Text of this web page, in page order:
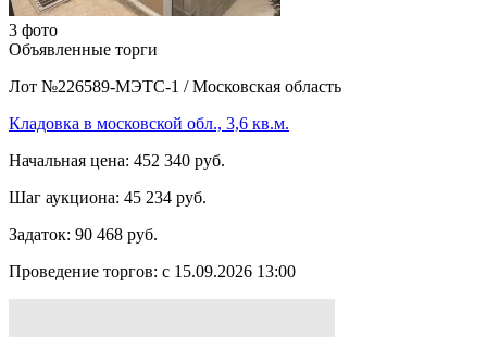
3 фото
Объявленные торги
Лот №226589-МЭТС-1 / Московская область
Кладовка в московской обл., 3,6 кв.м.
Начальная цена: 452 340 руб.
Шаг аукциона: 45 234 руб.
Задаток: 90 468 руб.
Проведение торгов: с 15.09.2026 13:00